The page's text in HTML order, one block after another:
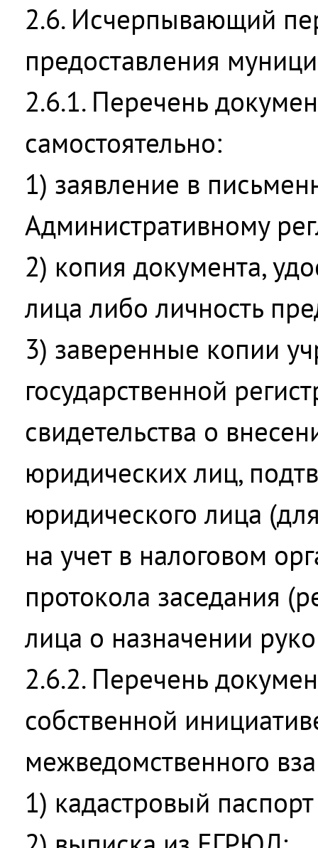
2.6. Исчерпывающий
предоставления
2.6.1. Перечень
самостоятельно:
1) заявление в
Административному
2) копия документа,
лица либо личность
3) заверенные копии
государственной
свидетельства о
юридических лиц,
юридического лица
на учет в налоговом
протокола заседания
лица о назначении
2.6.2. Перечень
собственной
межведомственного
1) кадастровый